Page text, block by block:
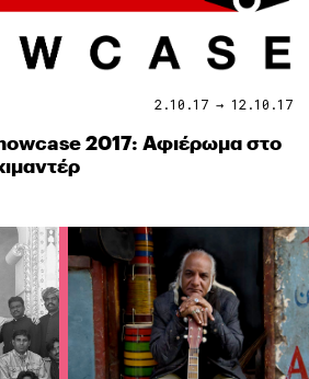
2.10.17 → 12.10.17
2017: Αφιέρωμα στο